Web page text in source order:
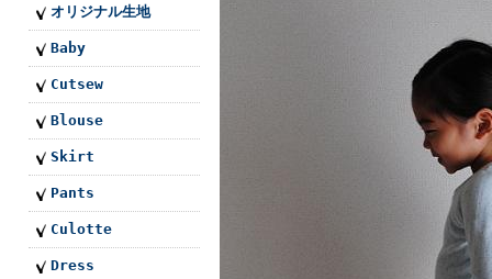
オリジナル生地
Baby
Cutsew
Blouse
Skirt
Pants
Culotte
Dress